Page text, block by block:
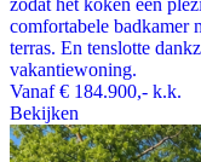
comfortabele badkamer
terras. En tenslotte
vakantiewoning.
Vanaf € 184.900,- k.k.
Bekijken